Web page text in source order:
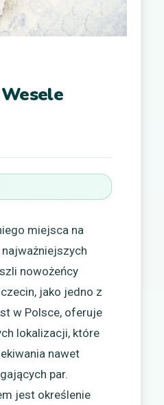
miejsca na
nowożeńcy
jako jedno z
w Polsce, oferuje
lokalizacji, które
nawet
par.
jest określenie